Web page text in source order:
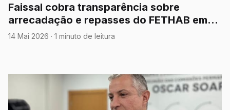
Faissal cobra transparência sobre
arrecadação e repasses do FETHAB em
Mato Grosso
14 Mai 2026 · 1 minuto de leitura